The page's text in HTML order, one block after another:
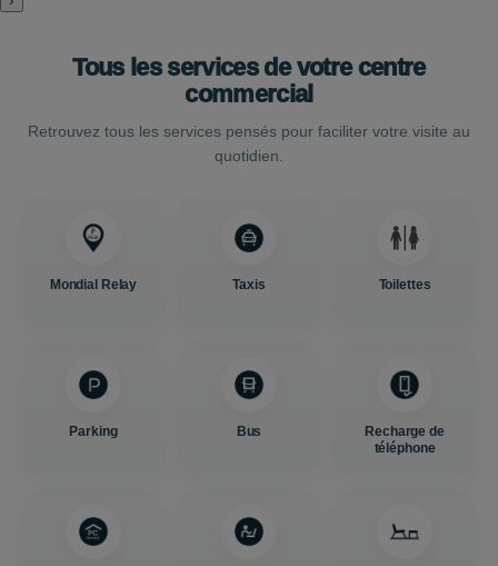
Tous les services de votre centre
commercial
Retrouvez tous les services pensés pour faciliter votre visite au
quotidien.
Mondial Relay Taxis Toilettes
Parking Bus
Recharge de
téléphone